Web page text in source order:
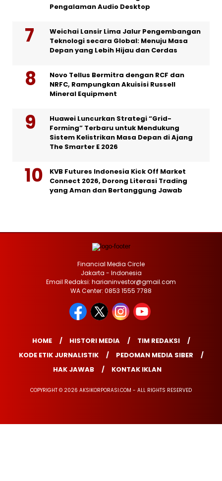
Pengalaman Audio Desktop
Weichai Lansir Lima Jalur Pengembangan
Teknologi secara Global: Menuju Masa
Depan yang Lebih Hijau dan Cerdas
Novo Tellus Bermitra dengan RCF dan
NRFC, Rampungkan Akuisisi Russell
Mineral Equipment
Huawei Luncurkan Strategi “Grid-
Forming” Terbaru untuk Mendukung
Sistem Kelistrikan Masa Depan di Ajang
The Smarter E 2026
KVB Futures Indonesia Kick Off Market
Connect 2026, Dorong Literasi Trading
yang Aman dan Bertanggung Jawab
Financial Media Circle
Jakarta - Indonesia
Email Redaksi: harianinvestor@gmail.com
WA Center: 0853 1555 7788
HOME HISTORI MEDIA
TIM REDAKSI
KODE ETIK JURNALISTIK
PEDOMAN MEDIA SIBER
HAK JAWAB
KONTAK IKLAN
COPYRIGHT © 2026 AKSIKORPORASI.COM - ALL RIGHTS RESERVED